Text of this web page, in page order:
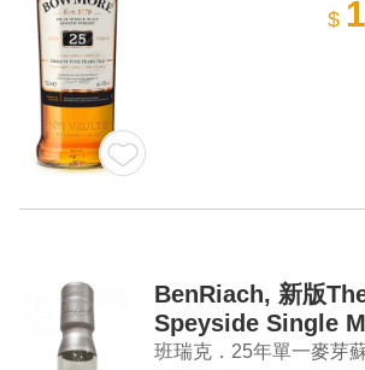
$
BenRiach, 新版
Speyside Single
Whisky
班瑞克．25年單一麥芽